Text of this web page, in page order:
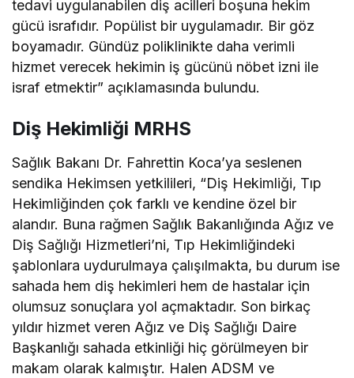
tedavi uygulanabilen diş acilleri boşuna hekim
gücü israfıdır. Popülist bir uygulamadır. Bir göz
boyamadır. Gündüz poliklinikte daha verimli
hizmet verecek hekimin iş gücünü nöbet izni ile
israf etmektir” açıklamasında bulundu.
Diş Hekimliği MRHS
Sağlık Bakanı Dr. Fahrettin Koca’ya seslenen
sendika Hekimsen yetkilileri, “Diş Hekimliği, Tıp
Hekimliğinden çok farklı ve kendine özel bir
alandır. Buna rağmen Sağlık Bakanlığında Ağız ve
Diş Sağlığı Hizmetleri’ni, Tıp Hekimliğindeki
şablonlara uydurulmaya çalışılmakta, bu durum ise
sahada hem diş hekimleri hem de hastalar için
olumsuz sonuçlara yol açmaktadır. Son birkaç
yıldır hizmet veren Ağız ve Diş Sağlığı Daire
Başkanlığı sahada etkinliği hiç görülmeyen bir
makam olarak kalmıştır. Halen ADSM ve